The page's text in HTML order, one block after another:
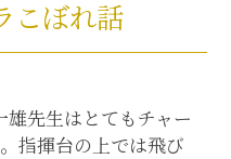
こぼれ話
先生はとてもチャー
指揮台の上では飛び